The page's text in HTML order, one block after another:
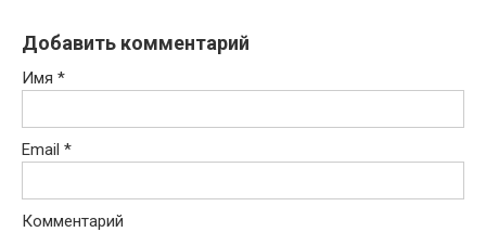
Добавить комментарий
Имя *
Email *
Комментарий